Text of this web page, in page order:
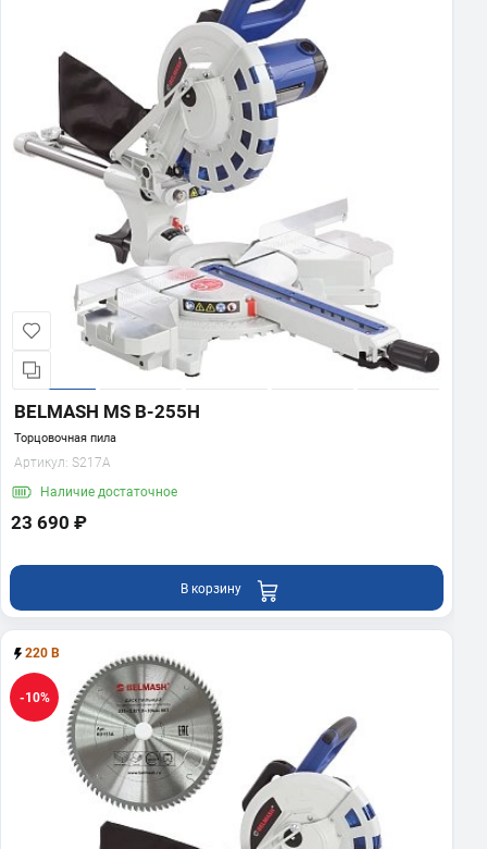
Показать еще
BELMASH MS B-255H
Торцовочная пила
Артикул: S217A
Наличие достаточное
23 690 ₽
В корзину
220 В
-10%